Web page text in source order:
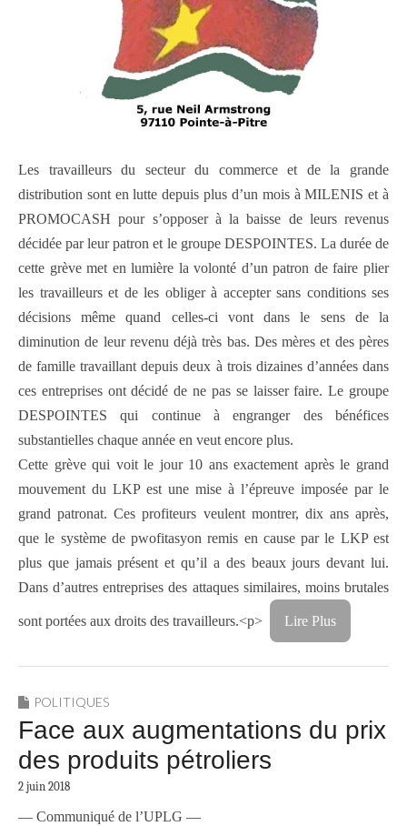
Les travailleurs du secteur du commerce et de la grande
distribution sont en lutte depuis plus d’un mois à MILENIS et à
PROMOCASH pour s’opposer à la baisse de leurs revenus
décidée par leur patron et le groupe DESPOINTES. La durée de
cette grève met en lumière la volonté d’un patron de faire plier
les travailleurs et de les obliger à accepter sans conditions ses
décisions même quand celles-ci vont dans le sens de la
diminution de leur revenu déjà très bas. Des mères et des pères
de famille travaillant depuis deux à trois dizaines d’années dans
ces entreprises ont décidé de ne pas se laisser faire. Le groupe
DESPOINTES qui continue à engranger des bénéfices
substantielles chaque année en veut encore plus.
Cette grève qui voit le jour 10 ans exactement après le grand
mouvement du LKP est une mise à l’épreuve imposée par le
grand patronat. Ces profiteurs veulent montrer, dix ans après,
que le système de pwofitasyon remis en cause par le LKP est
plus que jamais présent et qu’il a des beaux jours devant lui.
Dans d’autres entreprises des attaques similaires, moins brutales
sont portées aux droits des travailleurs.<p> Lire Plus
POLITIQUES
Face aux augmentations du prix
des produits pétroliers
2 juin 2018
— Communiqué de l’UPLG —